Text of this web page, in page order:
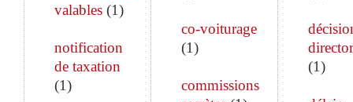
valables (1)
notification
de taxation
(1)
co-voiturage
(1)
commissions
(1)